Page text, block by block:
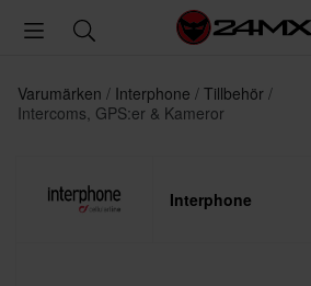
Varumärken Interphone
Tillbehör
Intercoms, GPS:er & Kameror
Interphone